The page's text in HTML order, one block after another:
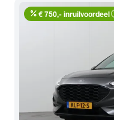
percent € 750,- inruilvoordeel